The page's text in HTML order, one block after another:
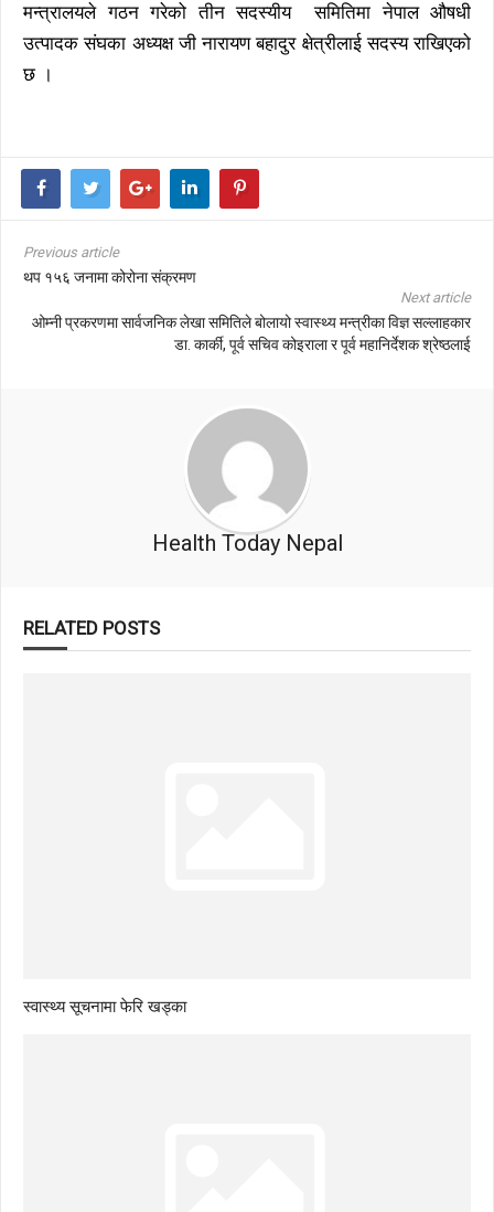
मन्त्रालयले गठन गरेको तीन सदस्यीय समितिमा नेपाल औषधी
उत्पादक संघका अध्यक्ष जी नारायण बहादुर क्षेत्रीलाई सदस्य राखिएको
छ ।
Previous article
थप १५६ जनामा कोरोना संक्रमण
Next article
ओम्नी प्रकरणमा सार्वजनिक लेखा समितिले बोलायो स्वास्थ्य मन्त्रीका विज्ञ सल्लाहकार
डा. कार्की, पूर्व सचिव कोइराला र पूर्व महानिर्देशक श्रेष्ठलाई
Health Today Nepal
RELATED POSTS
स्वास्थ्य सूचनामा फेरि खड्का